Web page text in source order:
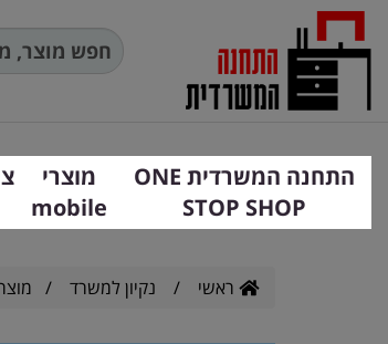
התחנה המשרדית ONE
STOP SHOP
מוצרי
mobile
ראשי / נקיון למשרד /